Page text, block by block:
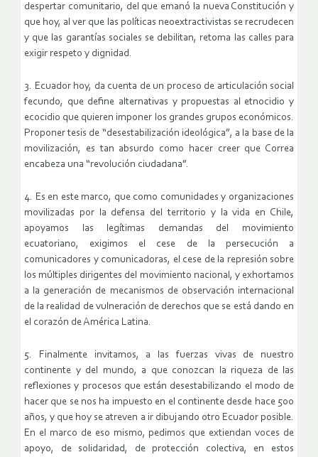
despertar comunitario, del que emanó la nueva Constitución y
que hoy, al ver que las políticas neoextractivistas se recrudecen
y que las garantías sociales se debilitan, retoma las calles para
exigir respeto y dignidad.
3. Ecuador hoy, da cuenta de un proceso de articulación social
fecundo, que define alternativas y propuestas al etnocidio y
ecocidio que quieren imponer los grandes grupos económicos.
Proponer tesis de “desestabilización ideológica”, a la base de la
movilización, es tan absurdo como hacer creer que Correa
encabeza una “revolución ciudadana”.
4. Es en este marco, que como comunidades y organizaciones
movilizadas por la defensa del territorio y la vida en Chile,
apoyamos las legítimas demandas del movimiento
ecuatoriano, exigimos el cese de la persecución a
comunicadores y comunicadoras, el cese de la represión sobre
los múltiples dirigentes del movimiento nacional, y exhortamos
a la generación de mecanismos de observación internacional
de la realidad de vulneración de derechos que se está dando en
el corazón de América Latina.
5. Finalmente invitamos, a las fuerzas vivas de nuestro
continente y del mundo, a que conozcan la riqueza de las
reflexiones y procesos que están desestabilizando el modo de
hacer que se nos ha impuesto en el continente desde hace 500
años, y que hoy se atreven a ir dibujando otro Ecuador posible.
En el marco de eso mismo, pedimos que extiendan voces de
apoyo, de solidaridad, de protección colectiva, en estos